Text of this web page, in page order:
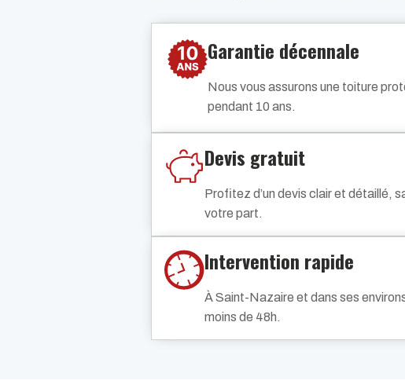
Garantie décennale
Nous vous assurons une toiture
pendant 10 ans.
Devis gratuit
Profitez d’un devis clair et détaillé,
votre part.
Intervention rapide
À Saint-Nazaire et dans ses
moins de 48h.